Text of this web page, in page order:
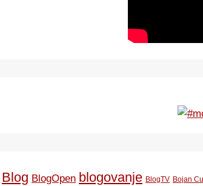
Blog BlogOpen blogovanje BlogTV Bojan